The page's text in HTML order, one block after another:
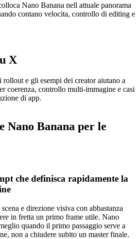
Nano Banana nell attuale panorama
contano velocita, controllo di editing e
X
e gli esempi dei creator aiutano a
coerenza, controllo multi-immagine e casi
di app.
Nano Banana per le
che definisca rapidamente la
e direzione visiva con abbastanza
in fretta un primo frame utile. Nano
quando il primo passaggio serve a
non a chiudere subito un master finale.